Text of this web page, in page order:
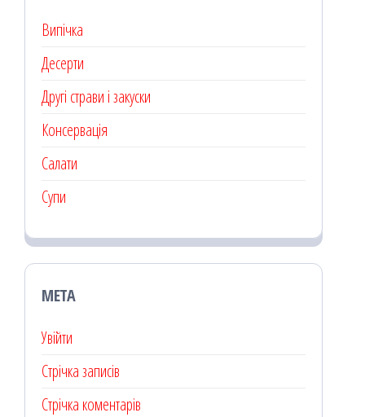
Випічка
Десерти
Другі страви і закуски
Консервація
Салати
Супи
МЕТА
Увійти
Стрічка записів
Стрічка коментарів